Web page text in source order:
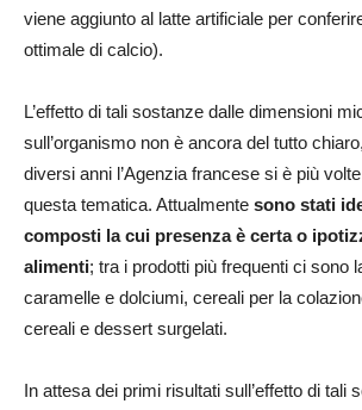
viene aggiunto al latte artificiale per
ottimale di calcio).
L’effetto di tali sostanze dalle dimensioni
sull’organismo non è ancora del tutto
diversi anni l’Agenzia francese si è più
questa tematica. Attualmente sono stati
composti la cui presenza è certa o
alimenti; tra i prodotti più frequenti ci sono
caramelle e dolciumi, cereali per la
cereali e dessert surgelati.
In attesa dei primi risultati sull’effetto di tali